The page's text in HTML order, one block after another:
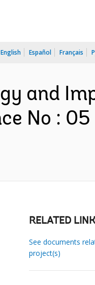
English Español Français
and
No : 05
RELATED
See documents
project(s)